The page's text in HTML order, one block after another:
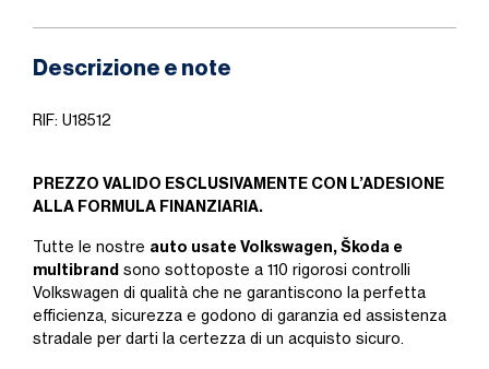
Descrizione e note
RIF: U18512
PREZZO VALIDO ESCLUSIVAMENTE CON L’ADESIONE
ALLA FORMULA FINANZIARIA.
Tutte le nostre auto usate Volkswagen, Škoda e
multibrand sono sottoposte a 110 rigorosi controlli
Volkswagen di qualità che ne garantiscono la perfetta
efficienza, sicurezza e godono di garanzia ed assistenza
stradale per darti la certezza di un acquisto sicuro.